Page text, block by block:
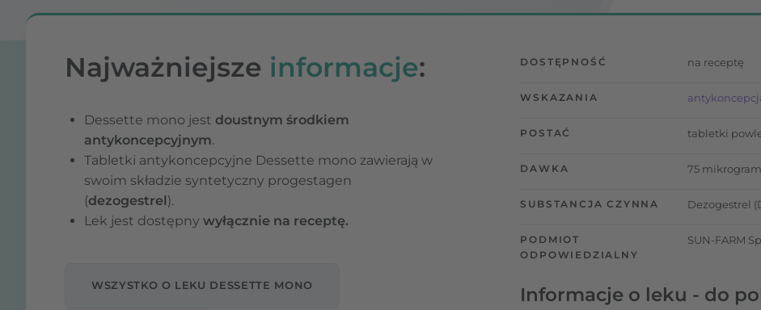
Najważniejsze informacje:
Dessette mono jest doustnym środkiem
antykoncepcyjnym.
Tabletki antykoncepcyjne Dessette mono zawierają w
swoim składzie syntetyczny progestagen
(dezogestrel).
Lek jest dostępny wyłącznie na receptę.
WSZYSTKO O LEKU DESSETTE MONO
DOSTĘPNOŚĆ na receptę
WSKAZANIA
POSTAĆ tabletki
DAWKA 75
SUBSTANCJA CZYNNA Dezogestrel
PODMIOT
ODPOWIEDZIALNY
SUN-FARM
Informacje o leku - do